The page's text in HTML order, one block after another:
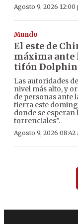
Agosto 9, 2026 12:00
Mundo
El este de
máxima ante
tifón Dolphin
Las autoridades de
nivel más alto, y
de personas ante
tierra este
donde se
torrenciales”.
Agosto 9, 2026 08:42